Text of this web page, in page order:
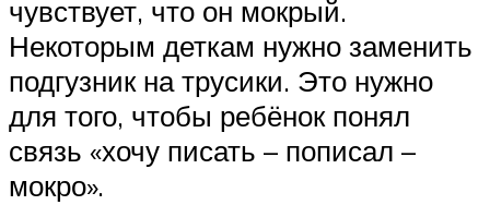
чувствует, что он мокрый.
Некоторым деткам нужно заменить
подгузник на трусики. Это нужно
для того, чтобы ребёнок понял
связь «хочу писать – пописал –
мокро».